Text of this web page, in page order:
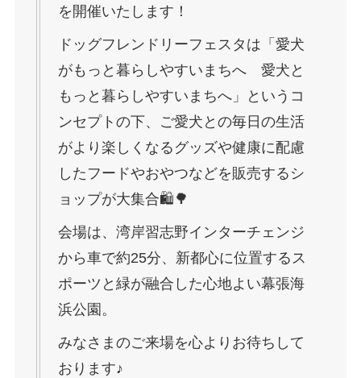
を開催いたします！
ドッグフレンドリーフェスタは「愛犬
がもっと暮らしやすいまちへ 愛犬と
もっと暮らしやすいまちへ」というコ
ンセプトの下、ご愛犬との毎日の生活
がより楽しくなるグッズや健康に配慮
したフードやおやつなどを販売するシ
ョップが大集合🛍🌳
会場は、湾岸習志野インターチェンジ
から車で約25分、新都心に位置するス
ポーツと緑が融合した心地よい幕張海
浜公園。
みなさまのご来場を心よりお待ちして
おります♪